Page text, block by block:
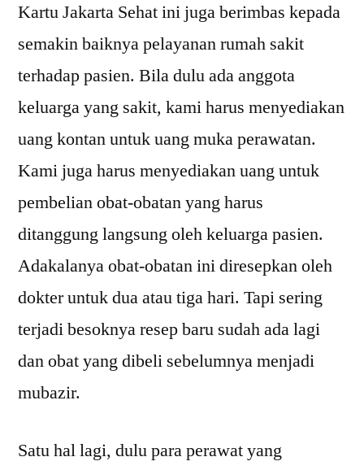
Kartu Jakarta Sehat ini juga berimbas kepada
semakin baiknya pelayanan rumah sakit
terhadap pasien. Bila dulu ada anggota
keluarga yang sakit, kami harus menyediakan
uang kontan untuk uang muka perawatan.
Kami juga harus menyediakan uang untuk
pembelian obat-obatan yang harus
ditanggung langsung oleh keluarga pasien.
Adakalanya obat-obatan ini diresepkan oleh
dokter untuk dua atau tiga hari. Tapi sering
terjadi besoknya resep baru sudah ada lagi
dan obat yang dibeli sebelumnya menjadi
mubazir.
Satu hal lagi, dulu para perawat yang